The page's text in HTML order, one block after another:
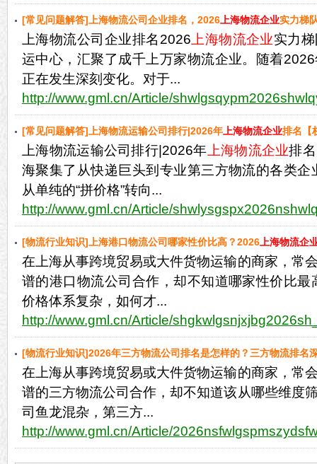
[常见问题解答]上海物流公司企业排名，2026 上海物流企业实力梯
新】上海物流公司企业排名2026 上海物流企业实力
运中心，汇聚了成千上万家物流企业。随着
正在发生深刻变化。对于...
http://www.gml.cn/Article/
[常见问题解答]上海物流运输公司排行|2026年 上海物流企业排名【
上海物流运输公司排行|2026年 上海物流企业排
海聚集了从快递巨头到专业第三方物流的各类
从单纯的“拼价格”转向...
http://www.gml.cn/Article/
[物流行业知识]上海港口物流公司哪家性价比高？2026 上海物流企
新】
在上海从事跨境贸易或大件货物运输的商家，常
谱的港口物流公司合作，却不知道哪家性价比
价格体系复杂，如何才...
http://www.gml.cn/Article/
[物流行业知识]2026年三方物流公司排名是怎样的？三方物流排名
更新】
在上海从事跨境贸易或大件货物运输的商家，常
谱的三方物流公司合作，却不知道该从哪些维度
司鱼龙混杂，第三方...
http://www.gml.cn/Article/